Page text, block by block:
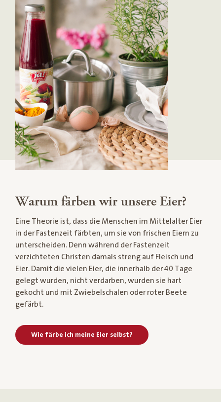
Warum färben wir unsere Eier?
Eine Theorie ist, dass die Menschen im Mittelalter Eier
in der Fastenzeit färbten, um sie von frischen Eiern zu
unterscheiden. Denn während der Fastenzeit
verzichteten Christen damals streng auf Fleisch und
Eier. Damit die vielen Eier, die innerhalb der 40 Tage
gelegt wurden, nicht verdarben, wurden sie hart
gekocht und mit Zwiebelschalen oder roter Beete
gefärbt.
Wie färbe ich meine Eier selbst?